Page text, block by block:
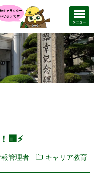
🏢⚡️
管理者
キャリア教育